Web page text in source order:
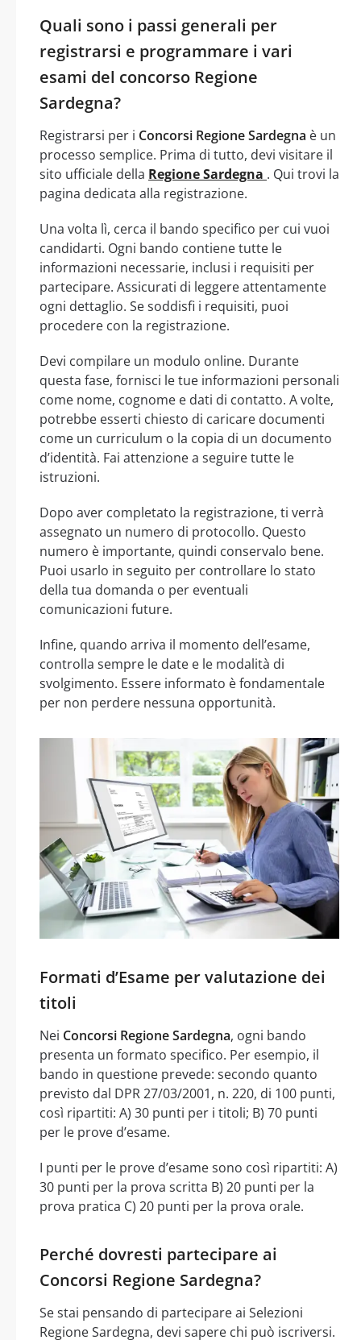
Quali sono i passi generali per
registrarsi e programmare i vari
esami del concorso Regione
Sardegna?
Registrarsi per i Concorsi Regione Sardegna è un
processo semplice. Prima di tutto, devi visitare il
sito ufficiale della Regione Sardegna . Qui trovi la
pagina dedicata alla registrazione.
Una volta lì, cerca il bando specifico per cui vuoi
candidarti. Ogni bando contiene tutte le
informazioni necessarie, inclusi i requisiti per
partecipare. Assicurati di leggere attentamente
ogni dettaglio. Se soddisfi i requisiti, puoi
procedere con la registrazione.
Devi compilare un modulo online. Durante
questa fase, fornisci le tue informazioni personali
come nome, cognome e dati di contatto. A volte,
potrebbe esserti chiesto di caricare documenti
come un curriculum o la copia di un documento
d’identità. Fai attenzione a seguire tutte le
istruzioni.
Dopo aver completato la registrazione, ti verrà
assegnato un numero di protocollo. Questo
numero è importante, quindi conservalo bene.
Puoi usarlo in seguito per controllare lo stato
della tua domanda o per eventuali
comunicazioni future.
Infine, quando arriva il momento dell’esame,
controlla sempre le date e le modalità di
svolgimento. Essere informato è fondamentale
per non perdere nessuna opportunità.
Formati d’Esame per valutazione dei
titoli
Nei Concorsi Regione Sardegna, ogni bando
presenta un formato specifico. Per esempio, il
bando in questione prevede: secondo quanto
previsto dal DPR 27/03/2001, n. 220, di 100 punti,
così ripartiti: A) 30 punti per i titoli; B) 70 punti
per le prove d’esame.
I punti per le prove d’esame sono così ripartiti: A)
30 punti per la prova scritta B) 20 punti per la
prova pratica C) 20 punti per la prova orale.
Perché dovresti partecipare ai
Concorsi Regione Sardegna?
Se stai pensando di partecipare ai Selezioni
Regione Sardegna, devi sapere chi può iscriversi.